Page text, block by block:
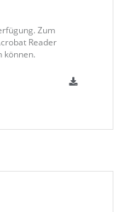
Zum
Reader
können.